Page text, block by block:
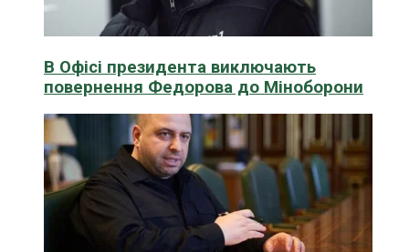
В Офісі президента виключають
повернення Федорова до Міноборони